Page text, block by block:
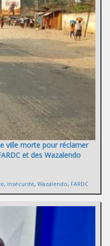
ville morte pour réclamer
et des Wazalendo
, Insécurité, Wazalendo, FARDC